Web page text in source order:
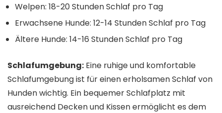
Welpen: 18-20 Stunden Schlaf pro Tag
Erwachsene Hunde: 12-14 Stunden Schlaf pro Tag
Ältere Hunde: 14-16 Stunden Schlaf pro Tag
Schlafumgebung: Eine ruhige und komfortable
Schlafumgebung ist für einen erholsamen Schlaf von
Hunden wichtig. Ein bequemer Schlafplatz mit
ausreichend Decken und Kissen ermöglicht es dem